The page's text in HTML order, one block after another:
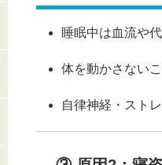
睡眠中は血流や
体を動かさない
自律神経・スト